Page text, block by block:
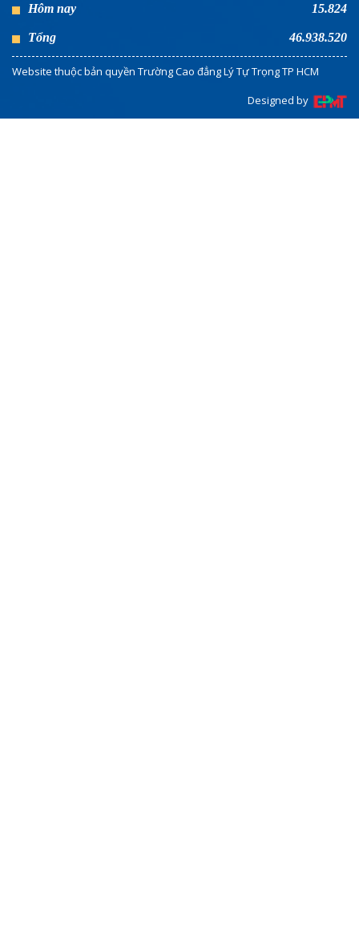
Hôm nay 15.824
Tổng 46.938.520
Website thuộc bản quyền Trường Cao đẳng Lý Tự Trọng TP HCM
Designed by